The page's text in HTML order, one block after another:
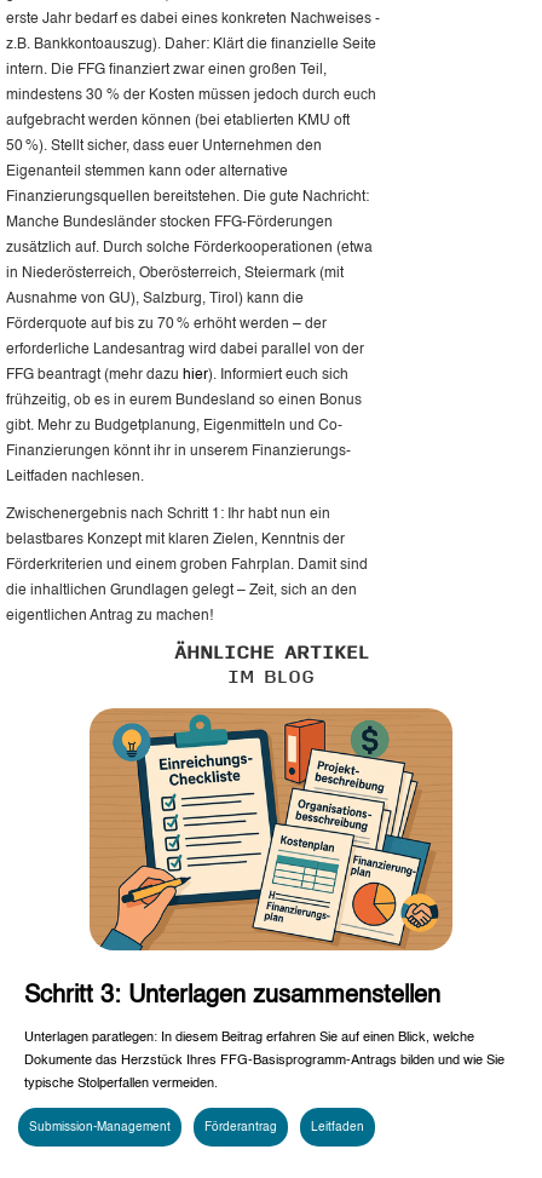
erste Jahr bedarf es dabei eines konkreten Nachweises -
z.B. Bankkontoauszug). Daher: Klärt die finanzielle Seite
intern. Die FFG finanziert zwar einen großen Teil,
mindestens 30 % der Kosten müssen jedoch durch euch
aufgebracht werden können (bei etablierten KMU oft
50 %). Stellt sicher, dass euer Unternehmen den
Eigenanteil stemmen kann oder alternative
Finanzierungsquellen bereitstehen. Die gute Nachricht:
Manche Bundesländer stocken FFG-Förderungen
zusätzlich auf. Durch solche Förderkooperationen (etwa
in Niederösterreich, Oberösterreich, Steiermark (mit
Ausnahme von GU), Salzburg, Tirol) kann die
Förderquote auf bis zu 70 % erhöht werden – der
erforderliche Landesantrag wird dabei parallel von der
FFG beantragt (mehr dazu hier). Informiert euch sich
frühzeitig, ob es in eurem Bundesland so einen Bonus
gibt. Mehr zu Budgetplanung, Eigenmitteln und Co-
Finanzierungen könnt ihr in unserem Finanzierungs-
Leitfaden nachlesen.
Zwischenergebnis nach Schritt 1: Ihr habt nun ein
belastbares Konzept mit klaren Zielen, Kenntnis der
Förderkriterien und einem groben Fahrplan. Damit sind
die inhaltlichen Grundlagen gelegt – Zeit, sich an den
eigentlichen Antrag zu machen!
ÄHNLICHE ARTIKEL
IM BLOG
Schritt 3: Unterlagen zusammenstellen
Unterlagen paratlegen: In diesem Beitrag erfahren Sie auf einen Blick, welche
Dokumente das Herzstück Ihres FFG-Basisprogramm-Antrags bilden und wie Sie
typische Stolperfallen vermeiden.
Submission-Management Förderantrag Leitfaden